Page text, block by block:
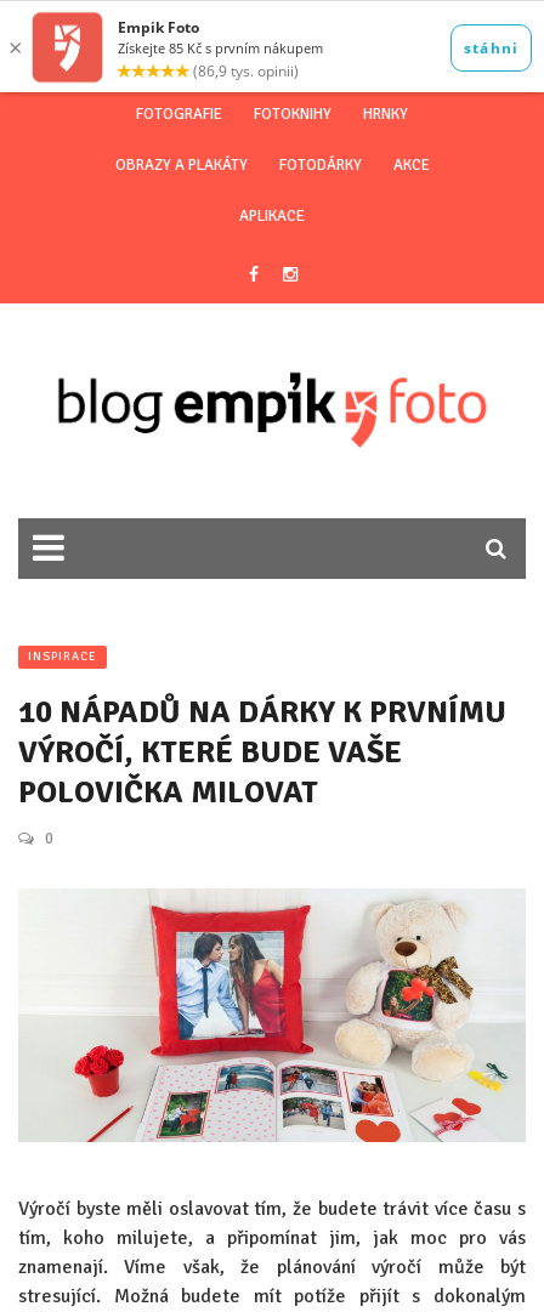
FOTOGRAFIE FOTOKNIHY HRNKY
OBRAZY A PLAKÁTY FOTODÁRKY AKCE
APLIKACE
INSPIRACE
10 NÁPADŮ NA DÁRKY K PRVNÍMU
VÝROČÍ, KTERÉ BUDE VAŠE
POLOVIČKA MILOVAT
0
Výročí byste měli oslavovat tím, že budete trávit více času s
tím, koho milujete, a připomínat jim, jak moc pro vás
znamenají. Víme však, že plánování výročí může být
stresující. Možná budete mít potíže přijít s dokonalým